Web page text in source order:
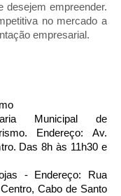
desejem empreender.
no mercado a
empresarial.
Municipal de
Endereço: Av.
Das 8h às 11h30 e
- Endereço: Rua
Cabo de Santo